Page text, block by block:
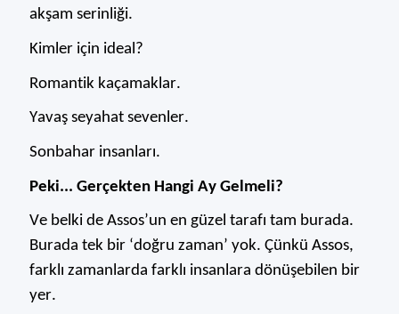
akşam serinliği.
Kimler için ideal?
Romantik kaçamaklar.
Yavaş seyahat sevenler.
Sonbahar insanları.
Peki... Gerçekten Hangi Ay Gelmeli?
Ve belki de Assos’un en güzel tarafı tam burada.
Burada tek bir ‘doğru zaman’ yok. Çünkü Assos,
farklı zamanlarda farklı insanlara dönüşebilen bir
yer.